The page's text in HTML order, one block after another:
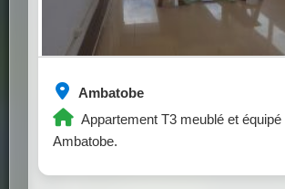
Ambatobe
Appartement T3 meublé et équipé
Ambatobe.